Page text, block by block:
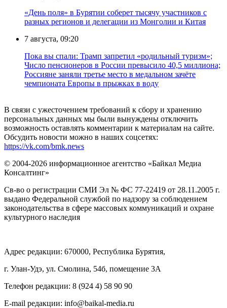
«День поля» в Бурятии соберет тысячу участников с
разных регионов и делегации из Монголии и Китая
7 августа, 09:20
Пока вы спали: Трамп запретил «родильный туризм»;
Число пенсионеров в России превысило 40,5 миллиона;
Россияне заняли третье место в медальном зачёте
чемпионата Европы в прыжках в воду
В связи с ужесточением требований к сбору и хранению
персональных данных мы были вынуждены отключить
возможность оставлять комментарии к материалам на сайте.
Обсудить новости можно в наших соцсетях:
https://vk.com/bmk.news
© 2004-2026 информационное агентство «Байкал Медиа
Консалтинг»
Св-во о регистрации СМИ Эл № ФС 77-22419 от 28.11.2005 г.
выдано Федеральной службой по надзору за соблюдением
законодательства в сфере массовых коммуникаций и охране
культурного наследия
Адрес редакции: 670000, Республика Бурятия,
г. Улан-Удэ, ул. Смолина, 54б, помещение 3А
Телефон редакции: ‎‎8 (924 4) 58 90 90
E-mail редакции: info@baikal-media.ru